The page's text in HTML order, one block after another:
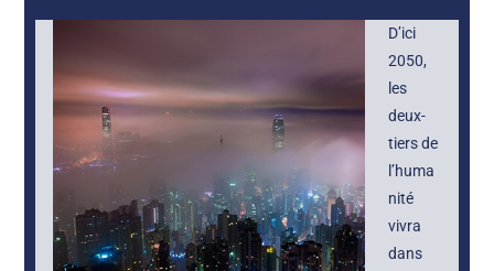
D’ici
2050,
les
deux-
tiers de
l’huma
nité
vivra
dans